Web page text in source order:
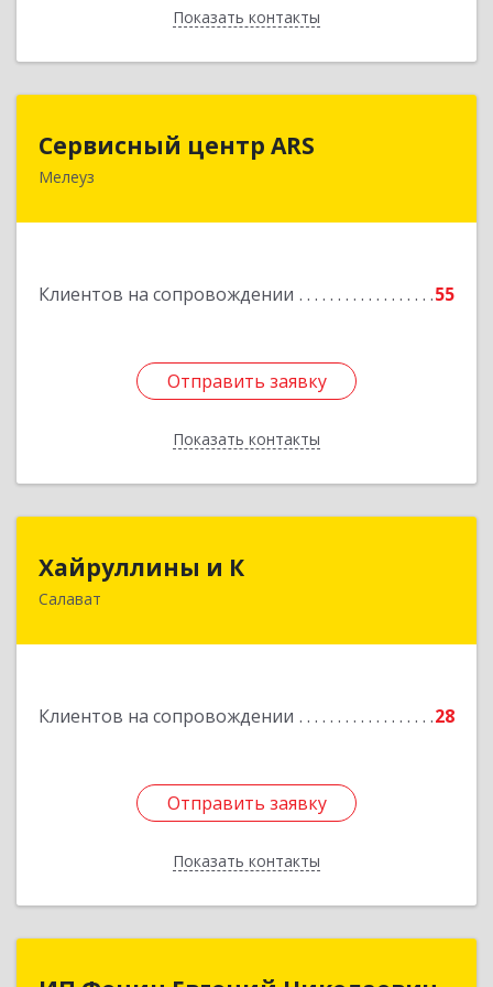
Показать контакты
Назад
Сервисный центр ARS
Мелеуз
Клиентов на сопровождении 55
Отправить заявку
Показать контакты
Отправить заявку
Назад
Хайруллины и К
Салават
Клиентов на сопровождении 28
Отправить заявку
Показать контакты
Отправить заявку
Назад
ИП Фенин Евгений Николаевич